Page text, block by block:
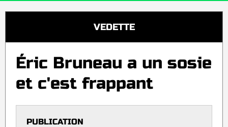
VEDETTE
Éric Bruneau a un sosie
et c'est frappant
PUBLICATION